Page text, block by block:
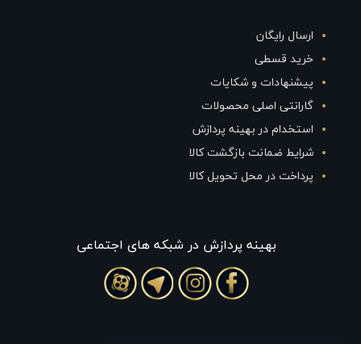
ارسال رایگان
خرید قسطی
پیشنهادات و شکایات
گارانتی اصلی محصولات
استخدام در بهینه پردازش
شرایط ضمانت بازگشت کالا
پرداخت در محل تحویل کالا
بهينه پردازش در شبکه های اجتماعی